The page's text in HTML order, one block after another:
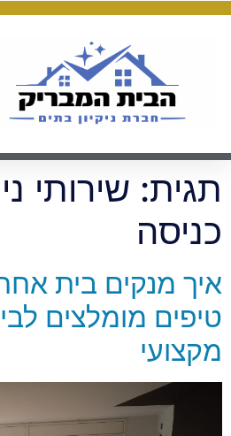
תגית: שירותי
כניסה
איך מנקים בית
טיפים מומלצים
מקצועי